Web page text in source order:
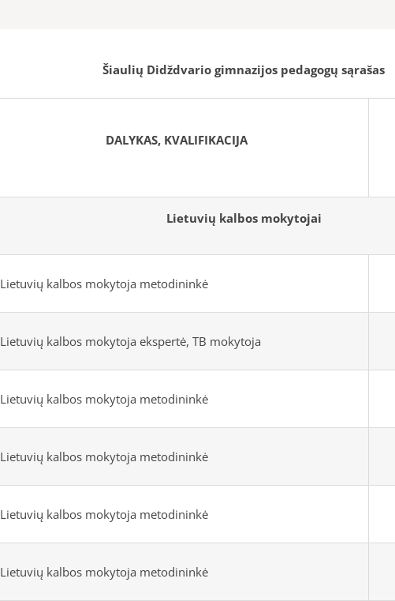
Šiaulių Didždvario gimnazijos pedagogų sąrašas
DALYKAS, KVALIFIKACIJA
Lietuvių kalbos mokytojai
Lietuvių kalbos mokytoja metodininkė
Lietuvių kalbos mokytoja ekspertė, TB mokytoja
Lietuvių kalbos mokytoja metodininkė
Lietuvių kalbos mokytoja metodininkė
Lietuvių kalbos mokytoja metodininkė
Lietuvių kalbos mokytoja metodininkė